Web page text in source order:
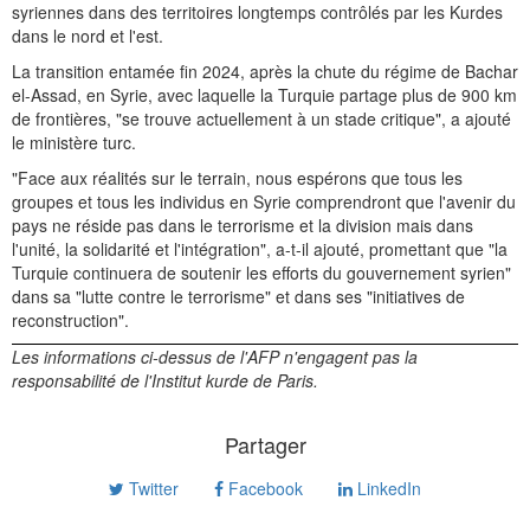
syriennes dans des territoires longtemps contrôlés par les Kurdes
dans le nord et l'est.
La transition entamée fin 2024, après la chute du régime de Bachar
el-Assad, en Syrie, avec laquelle la Turquie partage plus de 900 km
de frontières, "se trouve actuellement à un stade critique", a ajouté
le ministère turc.
"Face aux réalités sur le terrain, nous espérons que tous les
groupes et tous les individus en Syrie comprendront que l'avenir du
pays ne réside pas dans le terrorisme et la division mais dans
l'unité, la solidarité et l'intégration", a-t-il ajouté, promettant que "la
Turquie continuera de soutenir les efforts du gouvernement syrien"
dans sa "lutte contre le terrorisme" et dans ses "initiatives de
reconstruction".
Les informations ci-dessus de l'AFP n'engagent pas la
responsabilité de l'Institut kurde de Paris.
Partager
Twitter Facebook LinkedIn